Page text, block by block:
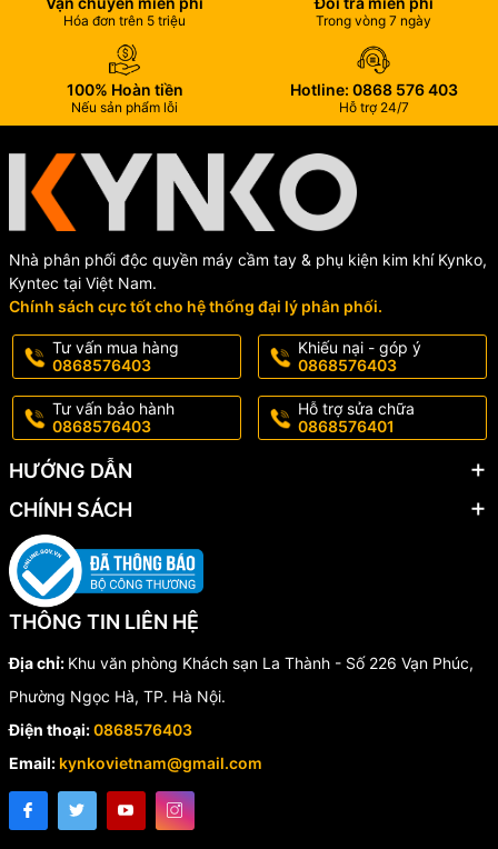
Hóa đơn trên 5 triệu Trong vòng 7 ngày
100% Hoàn tiền
Nếu sản phẩm lỗi
Hotline: 0868 576 403
Hỗ trợ 24/7
Nhà phân phối độc quyền máy cầm tay & phụ kiện kim khí Kynko,
Kyntec tại Việt Nam.
Chính sách cực tốt cho hệ thống đại lý phân phối.
Tư vấn mua hàng
0868576403
Khiếu nại - góp ý
0868576403
Tư vấn bảo hành
0868576403
Hỗ trợ sửa chữa
0868576401
HƯỚNG DẪN
CHÍNH SÁCH
THÔNG TIN LIÊN HỆ
Địa chỉ: Khu văn phòng Khách sạn La Thành - Số 226 Vạn Phúc,
Phường Ngọc Hà, TP. Hà Nội.
Điện thoại:0868576403
Email: kynkovietnam@gmail.com